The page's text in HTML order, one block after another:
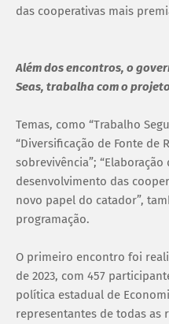
das cooperativas mais
Além dos encontros, o
Seas, trabalha com o
Temas, como “Trabalho
“Diversificação de Fonte de
sobrevivência”;
desenvolvimento das
novo papel do catador”,
programação.
O primeiro encontro foi
de 2023, com 457
política estadual de
representantes de todas as